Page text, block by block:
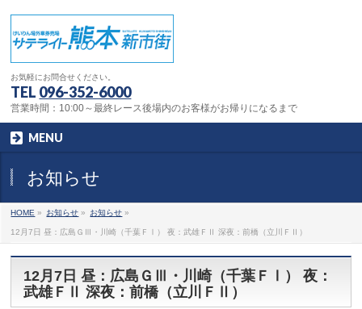
お気軽にお問合せください。
TEL 096-352-6000
営業時間：10:00～最終レース後場内のお客様がお帰りになるまで
MENU
お知らせ
HOME » お知らせ » お知らせ »
12月7日 昼：広島ＧⅢ・川崎（千葉ＦⅠ） 夜：武雄ＦⅡ 深夜：前橋（立川ＦⅡ）
12月7日 昼：広島ＧⅢ・川崎（千葉ＦⅠ） 夜：
武雄ＦⅡ 深夜：前橋（立川ＦⅡ）